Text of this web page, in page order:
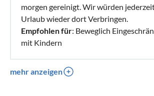
morgen gereinigt. Wir würden
Urlaub wieder dort Verbringen.
Empfohlen für: Beweglich
mit Kindern
mehr anzeigen